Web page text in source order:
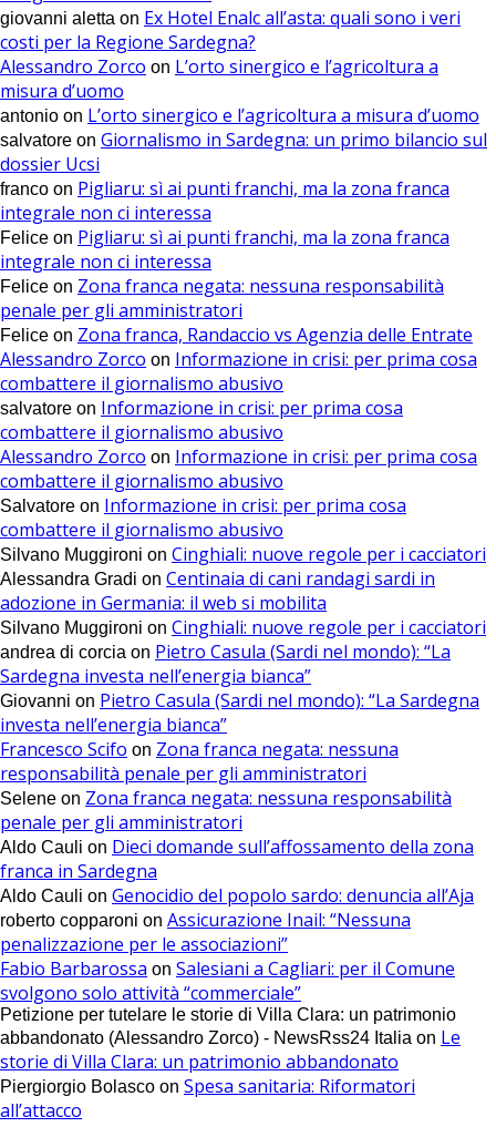
giovanni aletta on Ex Hotel Enalc all’asta: quali sono i veri
costi per la Regione Sardegna?
Alessandro Zorco on L’orto sinergico e l’agricoltura a
misura d’uomo
antonio on L’orto sinergico e l’agricoltura a misura d’uomo
salvatore on Giornalismo in Sardegna: un primo bilancio sul
dossier Ucsi
franco on Pigliaru: sì ai punti franchi, ma la zona franca
integrale non ci interessa
Felice on Pigliaru: sì ai punti franchi, ma la zona franca
integrale non ci interessa
Felice on Zona franca negata: nessuna responsabilità
penale per gli amministratori
Felice on Zona franca, Randaccio vs Agenzia delle Entrate
Alessandro Zorco on Informazione in crisi: per prima cosa
combattere il giornalismo abusivo
salvatore on Informazione in crisi: per prima cosa
combattere il giornalismo abusivo
Alessandro Zorco on Informazione in crisi: per prima cosa
combattere il giornalismo abusivo
Salvatore on Informazione in crisi: per prima cosa
combattere il giornalismo abusivo
Silvano Muggironi on Cinghiali: nuove regole per i cacciatori
Alessandra Gradi on Centinaia di cani randagi sardi in
adozione in Germania: il web si mobilita
Silvano Muggironi on Cinghiali: nuove regole per i cacciatori
andrea di corcia on Pietro Casula (Sardi nel mondo): “La
Sardegna investa nell’energia bianca”
Giovanni on Pietro Casula (Sardi nel mondo): “La Sardegna
investa nell’energia bianca”
Francesco Scifo on Zona franca negata: nessuna
responsabilità penale per gli amministratori
Selene on Zona franca negata: nessuna responsabilità
penale per gli amministratori
Aldo Cauli on Dieci domande sull’affossamento della zona
franca in Sardegna
Aldo Cauli on Genocidio del popolo sardo: denuncia all’Aja
roberto copparoni on Assicurazione Inail: “Nessuna
penalizzazione per le associazioni”
Fabio Barbarossa on Salesiani a Cagliari: per il Comune
svolgono solo attività “commerciale”
Petizione per tutelare le storie di Villa Clara: un patrimonio
abbandonato (Alessandro Zorco) - NewsRss24 Italia on Le
storie di Villa Clara: un patrimonio abbandonato
Piergiorgio Bolasco on Spesa sanitaria: Riformatori
all’attacco